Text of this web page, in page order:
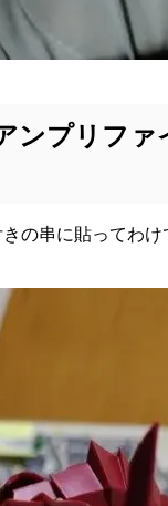
ンプリファ
の串に貼ってわけ